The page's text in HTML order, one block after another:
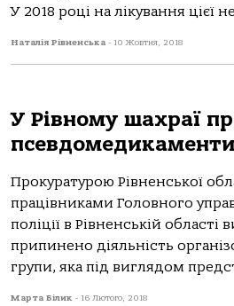
У 2018 році на лікування цієї
Наталія Рівненська - 10 Жовтня, 2018
У Рівному шахраї
псевдомедикаменти
Прокуратурою Рівненської
працівниками Головного
поліції в Рівненській області
припинено діяльність
групи, яка під виглядом
Марта Білик - 16 Лютого, 2018